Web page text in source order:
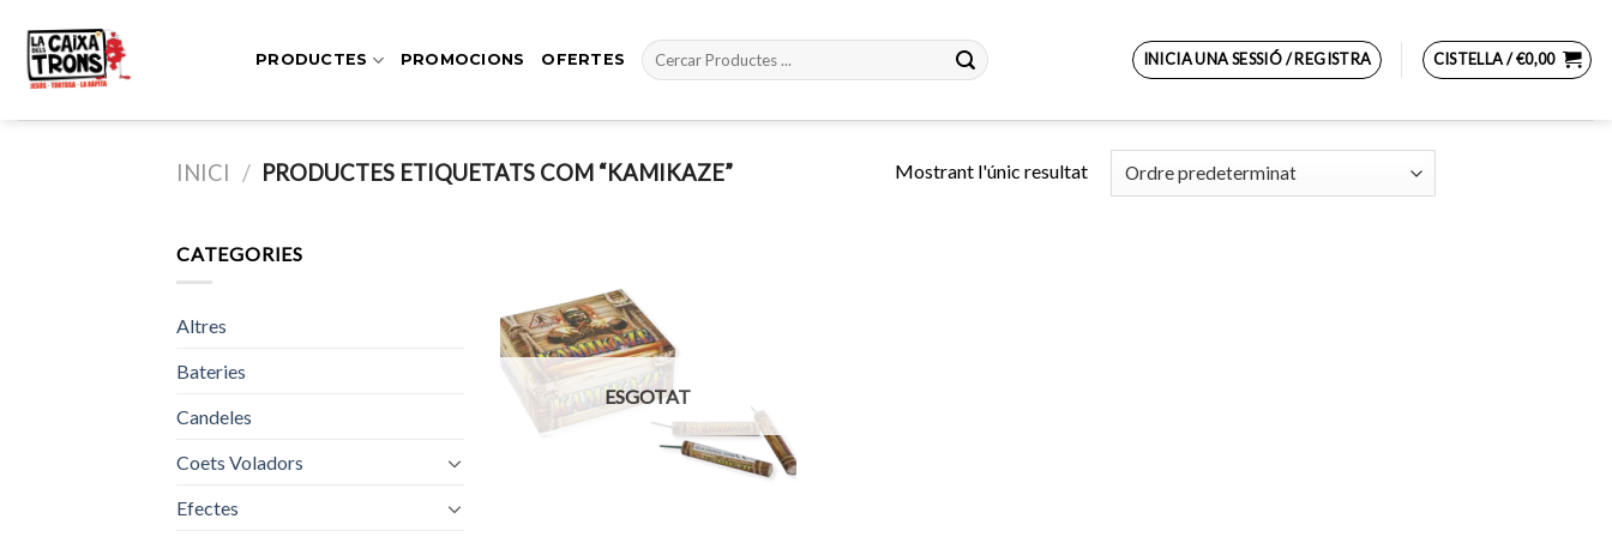
content
PRODUCTES PROMOCIONS OFERTES
Cerca: INICIA UNA SESSIÓ / REGISTRA CISTELLA /€0,00
INICI / PRODUCTES ETIQUETATS COM “KAMIKAZE” Mostrant l'únic resultat
CATEGORIES
Altres
Bateries
Candeles
Coets Voladors
Efectes
ESGOTAT